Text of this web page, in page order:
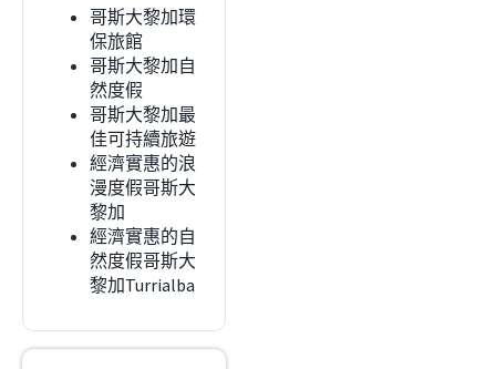
哥斯大黎加環
保旅館
哥斯大黎加自
然度假
哥斯大黎加最
佳可持續旅遊
經濟實惠的浪
漫度假哥斯大
黎加
經濟實惠的自
然度假哥斯大
黎加Turrialba